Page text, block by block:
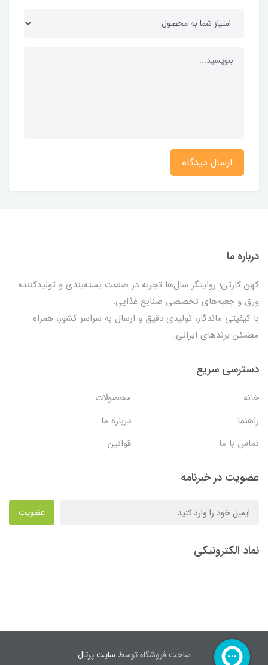
ارسال دیدگاه
درباره ما
کهن کارتن؛ روایتگر سال‌ها تجربه در صنعت بسته‌بندی و تولیدکننده
ورق و جعبه‌های تخصصی صنایع غذایی.
با کیفیتی ماندگار، تولیدی دقیق و ارسال به سراسر کشور، همراه
مطمئن برندهای ایرانی.
دسترسی سریع
خانه
محصولات
راهنما
درباره ما
تماس با ما
قوانین
عضویت در خبرنامه
عضویت
نماد الکترونیکی
ساخت فروشگاه توسط سایت پرتال